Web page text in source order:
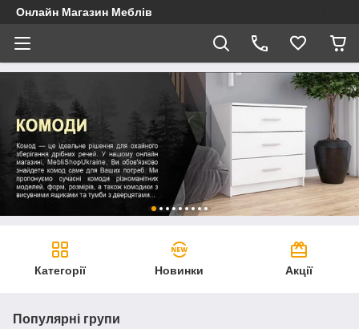
Онлайн Магазин Меблів
Категорії Новинки Акції
Популярні групи